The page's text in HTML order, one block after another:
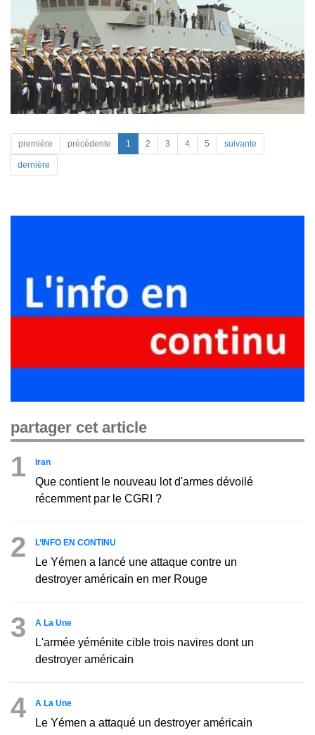
première précédente 1 2 3 4 5 suivante
dernière
partager cet article
1 Iran
Que contient le nouveau lot d'armes dévoilé
récemment par le CGRI ?
2 L’INFO EN CONTINU
Le Yémen a lancé une attaque contre un
destroyer américain en mer Rouge
3 A La Une
L'armée yéménite cible trois navires dont un
destroyer américain
4 A La Une
Le Yémen a attaqué un destroyer américain